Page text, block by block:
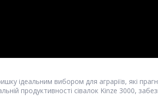
ідеальним вибором для аграріїв, які
продуктивності сівалок Kinze 3000,